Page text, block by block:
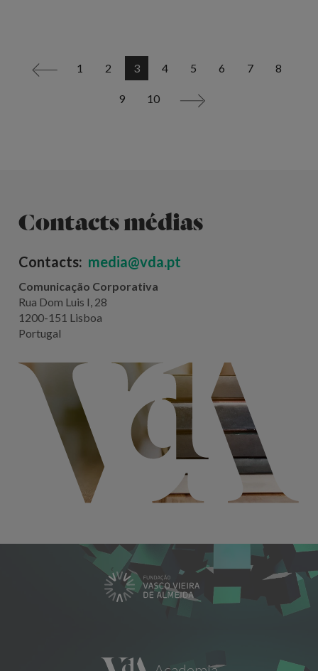
< 1 2 3 4 5 6 7 8
9 10 >
Contacts médias
Contacts: media@vda.pt
Comunicação Corporativa
Rua Dom Luis I, 28
1200-151 Lisboa
Portugal